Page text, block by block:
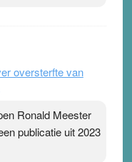
oversterfte van
Ronald Meester
publicatie uit 2023